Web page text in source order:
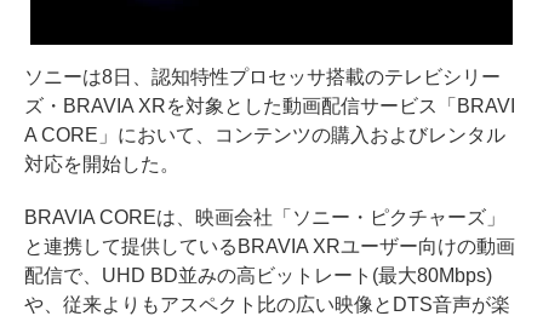
ソニーは8日、認知特性プロセッサ搭載のテレビシリー
ズ・BRAVIA XRを対象とした動画配信サービス「BRAVI
A CORE」において、コンテンツの購入およびレンタル
対応を開始した。
BRAVIA COREは、映画会社「ソニー・ピクチャーズ」
と連携して提供しているBRAVIA XRユーザー向けの動画
配信で、UHD BD並みの高ビットレート(最大80Mbps)
や、従来よりもアスペクト比の広い映像とDTS音声が楽